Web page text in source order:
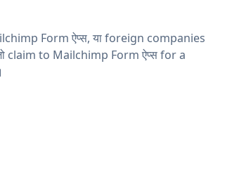
Form ऐप्स, या foreign companies
claim to Mailchimp Form ऐप्स for a